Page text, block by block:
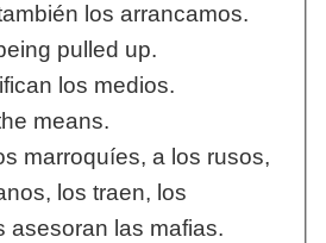
los arrancamos.
pulled up.
los medios.
means.
marroquíes, a los rusos,
los traen, los
asesoran las mafias.